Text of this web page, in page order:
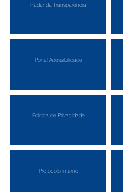
Radar da Transparência
Portal Acessibilidade
Política de Privacidade
Protocolo Interno